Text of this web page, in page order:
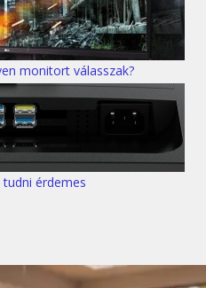
monitort válasszak?
érdemes